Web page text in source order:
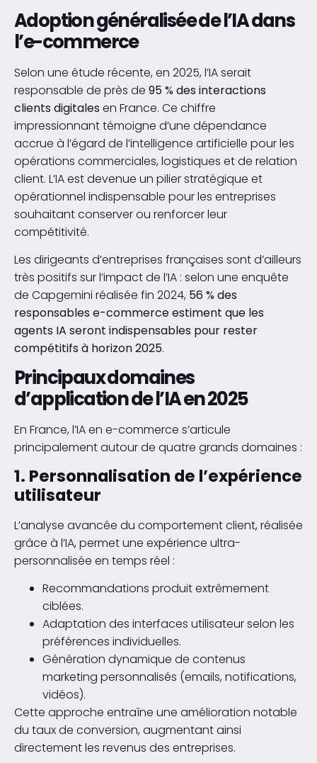
Adoption généralisée de l’IA dans
l’e-commerce
Selon une étude récente, en 2025, l’IA serait
responsable de près de 95 % des interactions
clients digitales en France. Ce chiffre
impressionnant témoigne d’une dépendance
accrue à l’égard de l’intelligence artificielle pour les
opérations commerciales, logistiques et de relation
client. L’IA est devenue un pilier stratégique et
opérationnel indispensable pour les entreprises
souhaitant conserver ou renforcer leur
compétitivité.
Les dirigeants d’entreprises françaises sont d’ailleurs
très positifs sur l’impact de l’IA : selon une enquête
de Capgemini réalisée fin 2024, 56 % des
responsables e-commerce estiment que les
agents IA seront indispensables pour rester
compétitifs à horizon 2025.
Principaux domaines
d’application de l’IA en 2025
En France, l’IA en e-commerce s’articule
principalement autour de quatre grands domaines :
1. Personnalisation de l’expérience
utilisateur
L’analyse avancée du comportement client, réalisée
grâce à l’IA, permet une expérience ultra-
personnalisée en temps réel :
Recommandations produit extrêmement
ciblées.
Adaptation des interfaces utilisateur selon les
préférences individuelles.
Génération dynamique de contenus
marketing personnalisés (emails, notifications,
vidéos).
Cette approche entraîne une amélioration notable
du taux de conversion, augmentant ainsi
directement les revenus des entreprises.